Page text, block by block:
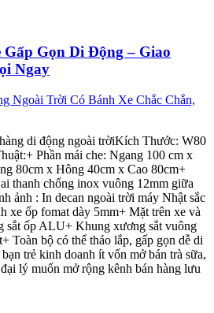
Gọn Di Động – Giao
Ngay
di động ngoài trờiKích Thước: W80
Phần mái che: Ngang 100 cm x
80cm x Hông 40cm x Cao 80cm+
thanh chống inox vuông 12mm giữa
ảnh : In decan ngoài trời máy Nhật sắc
xe ốp fomat dày 5mm+ Mặt trên xe và
sắt ốp ALU+ Khung xương sắt vuông
Toàn bộ có thể tháo lắp, gấp gọn dễ di
trẻ kinh doanh ít vốn mở bán trà sữa,
lý muốn mở rộng kênh bán hàng lưu